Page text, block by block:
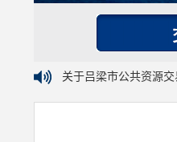
关于吕梁市公共资源